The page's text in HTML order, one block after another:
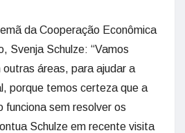
da Cooperação Econômica
Svenja Schulze: “Vamos
áreas, para ajudar a
porque temos certeza que a
funciona sem resolver os
Schulze em recente visita